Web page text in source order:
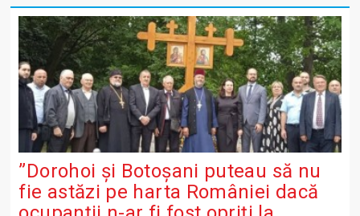
”Dorohoi și Botoșani puteau să nu
fie astăzi pe harta României dacă